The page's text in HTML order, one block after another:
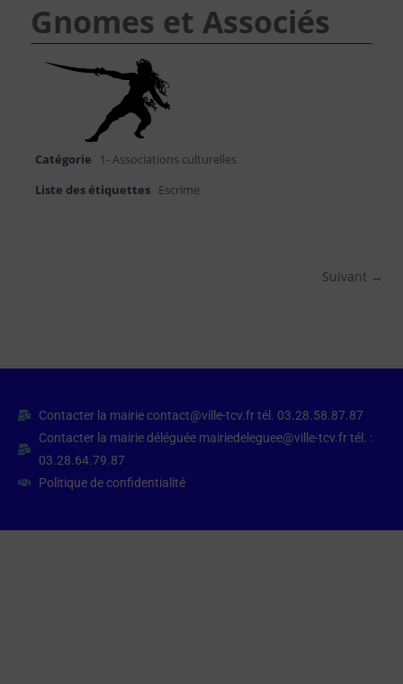
Gnomes et Associés
Catégorie
1- Associations culturelles
Liste des étiquettes Escrime
Suivant →
Contacter la mairie contact@ville-tcv.fr tél. 03.28.58.87.87
Contacter la mairie déléguée mairiedeleguee@ville-tcv.fr tél. :
03.28.64.79.87
Politique de confidentialité